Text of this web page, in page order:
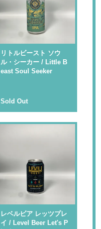
リトルビースト ソウ
ル・シーカー / Little B
east Soul Seeker
Sold Out
レベルビア レッツプレ
イ / Level Beer Let's P